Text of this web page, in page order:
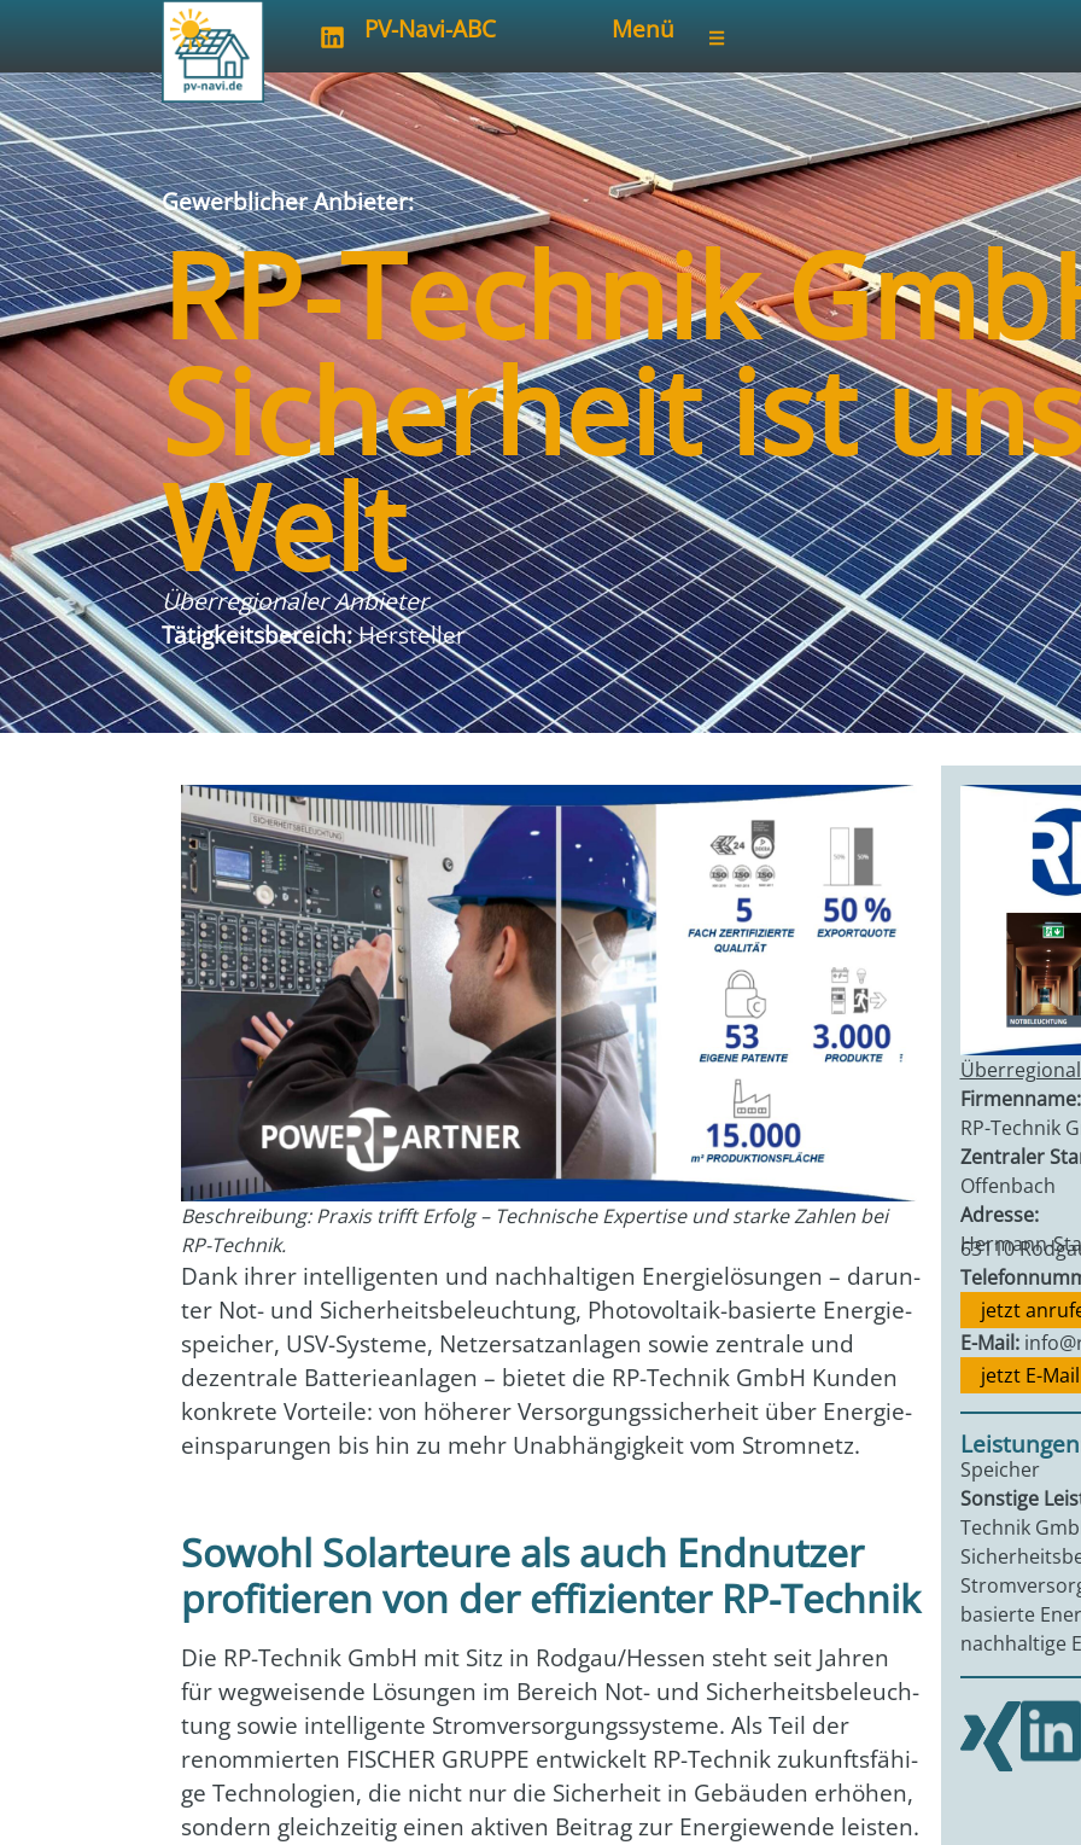
PV-Navi-ABC Menü
Gewerblicher Anbieter:
RP-Technik
Sicherheit ist
Welt
Überregionaler Anbieter
Tätigkeitsbereich:Hersteller
Beschreibung: Praxis trifft Erfolg – Technische Expertise und starke Zahlen bei
RP-Technik.
Dank ihrer intel­li­gen­ten und nach­hal­ti­gen Ener­gie­lö­sun­gen – dar­un­
ter Not- und Sicher­heits­be­leuch­tung, Pho­to­vol­ta­ik-basier­te Ener­gie­
spei­cher, USV-Sys­te­me, Netz­er­satz­an­la­gen sowie zen­tra­le und
dezen­tra­le Bat­te­rie­an­la­gen – bie­tet die RP-Tech­nik GmbH Kun­den
kon­kre­te Vor­tei­le: von höhe­rer Ver­sor­gungs­si­cher­heit über Ener­gie­
ein­spa­run­gen bis hin zu mehr Unab­hän­gig­keit vom Strom­netz.
Sowohl Solarteure als auch Endnutzer
profitieren von der effizienter RP-Technik
Die RP-Tech­nik GmbH mit Sitz in Rodgau/Hessen steht seit Jah­ren
für weg­wei­sen­de Lösun­gen im Bereich Not- und Sicher­heits­be­leuch­
tung sowie intel­li­gen­te Strom­ver­sor­gungs­sys­te­me. Als Teil der
renom­mier­ten FISCHER GRUPPE ent­wi­ckelt RP-Tech­nik zukunfts­fä­hi­
ge Tech­no­lo­gien, die nicht nur die Sicher­heit in Gebäu­den erhö­hen,
son­dern gleich­zei­tig einen akti­ven Bei­trag zur Ener­gie­wen­de leis­ten.
Firmenname:
RP-Technik
Zentraler
Offenbach
Adresse:
Hermann-
63110
jetzt
E-Mail:
jetzt E-
Speicher
Sonstige
Technik
basierte
nachhaltige